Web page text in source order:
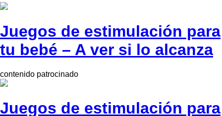
Juegos de estimulación para
tu bebé – A ver si lo alcanza
contenido patrocinado
Juegos de estimulación para